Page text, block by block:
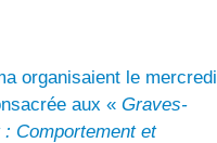
organisaient le mercredi
aux « Graves-
Comportement et